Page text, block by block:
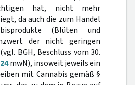
hat, nicht mehr
da auch die zum Handel
(Blüten und
der nicht geringen
BGH, Beschluss vom 30.
mwN), insoweit jeweils ein
mit Cannabis gemäß §